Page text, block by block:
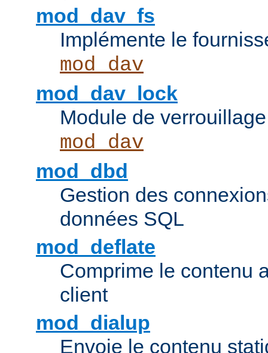
mod_dav_fs
Implémente le
mod_dav
mod_dav_lock
Module de
mod_dav
mod_dbd
Gestion des
données SQL
mod_deflate
Comprime le contenu
client
mod_dialup
Envoie le contenu